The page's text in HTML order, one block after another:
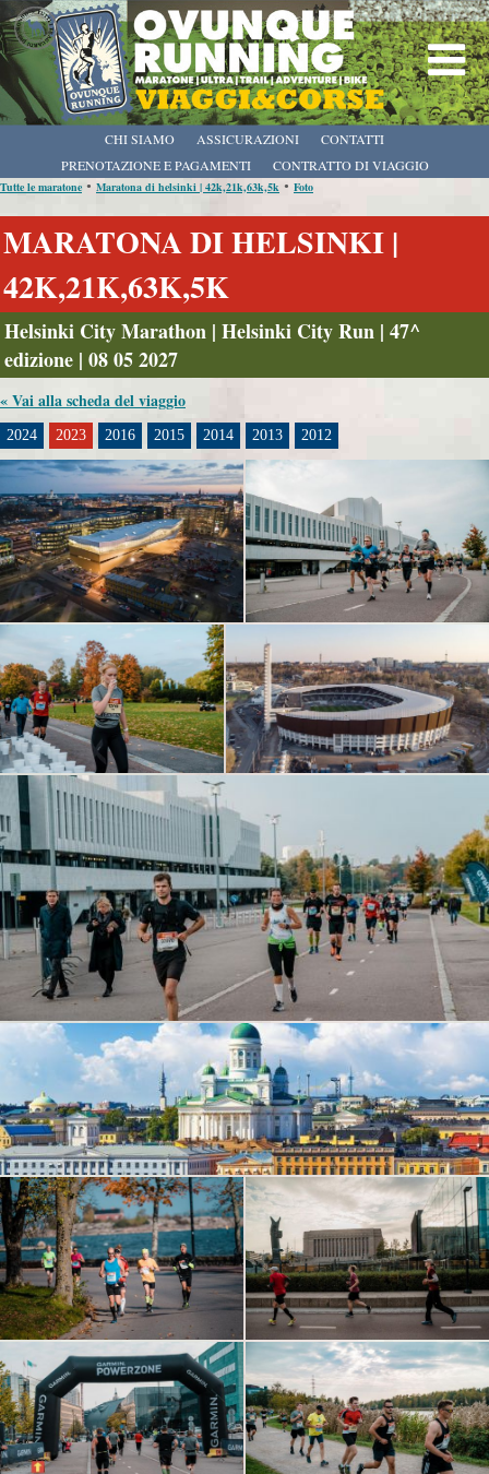
CHI SIAMO
PRENOTAZIONE E PAGAMENTI
CONTRATTO DI VIAGGIO
ASSICURAZIONI CONTATTI
Tutte le maratone • Maratona di helsinki | 42k,21k,63k,5k • Foto
MARATONA DI HELSINKI |
42K,21K,63K,5K
Helsinki City Marathon | Helsinki City Run | 47^
edizione | 08 05 2027
« Vai alla scheda del viaggio
2024 2023 2016 2015 2014 2013 2012